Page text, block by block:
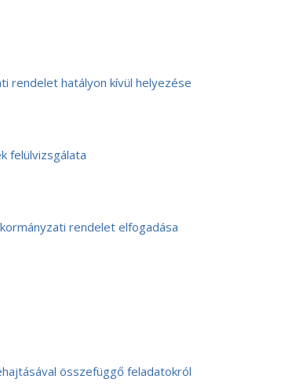
rendelet hatályon kívül helyezése
felülvizsgálata
rendelet elfogadása
összefüggő feladatokról